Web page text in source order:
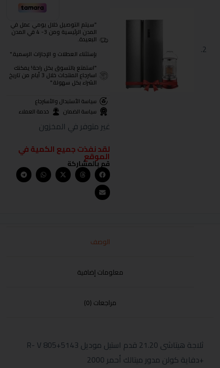
"سيتم التوصيل خلال يومي عمل في
المدن الرئيسية ومن 3- 4 في المدن
البعيدة.
بإستثناء العطلات و الإجازات الرسمية."
"استمتع بالتسوق بكل راحة! يمكنك
استرجاع المنتجات خلال 3 أيام من تاريخ
الشراء بكل سهولة."
سياسة الأستبدال والأسترجاع
سياسة الضمان
خدمة العملاء
غير متوفر في المخزون
لقد نفذت جميع الكمية في
الموقع
قم بالمشاركة
الوصف
معلومات إضافية
مراجعات (0)
ثلاجة هيتاشى 21.20 قدم استيل موديل R- V 805+5143
+دفاية كولن مدور ميتالك أحمر 2000